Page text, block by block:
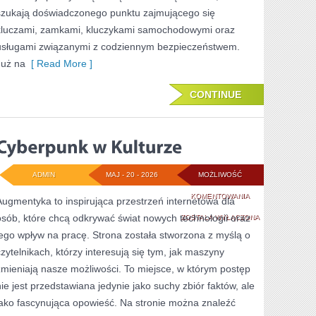
doświadczonego punktu zajmującego się
zamkami, kluczykami samochodowymi oraz
związanymi z codziennym bezpieczeństwem.
na [ Read More ]
CONTINUE
MOŻLIWOŚĆ
KOMENTOWANIACYBERPUNK
W
KULTURZE
ZOSTAŁA WYŁĄCZONA
MAJ - 20 - 2026
ADMIN
to inspirująca przestrzeń internetowa dla
które chcą odkrywać świat nowych technologii oraz
wpływ na pracę. Strona została stworzona z myślą o
którzy interesują się tym, jak maszyny
nasze możliwości. To miejsce, w którym postęp
jest przedstawiana jedynie jako suchy zbiór faktów, ale
fascynująca opowieść. Na stronie można znaleźć